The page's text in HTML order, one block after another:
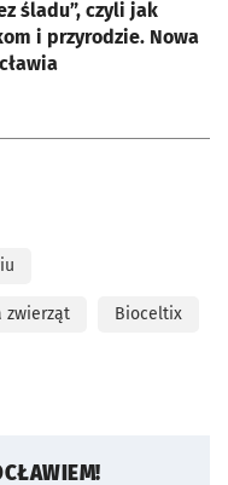
śladu”, czyli jak
i przyrodzie. Nowa
zwierząt Bioceltix